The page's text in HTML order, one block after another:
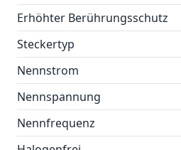
Erhöhter Berührungsschutz
Steckertyp
Nennstrom
Nennspannung
Nennfrequenz